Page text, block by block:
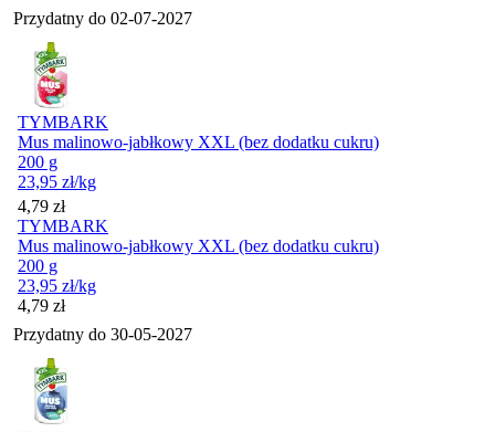
Przydatny do 02-07-2027
TYMBARK
Mus malinowo-jabłkowy XXL (bez dodatku cukru)
200 g
23,95 zł/kg
Cena
4,79 zł
TYMBARK
Mus malinowo-jabłkowy XXL (bez dodatku cukru)
200 g
23,95 zł/kg
Cena
4,79 zł
Przydatny do 30-05-2027